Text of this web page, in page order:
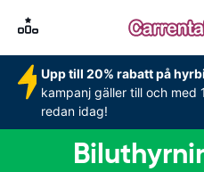
Upp till 20% rabatt på
kampanj gäller till och med
redan idag!